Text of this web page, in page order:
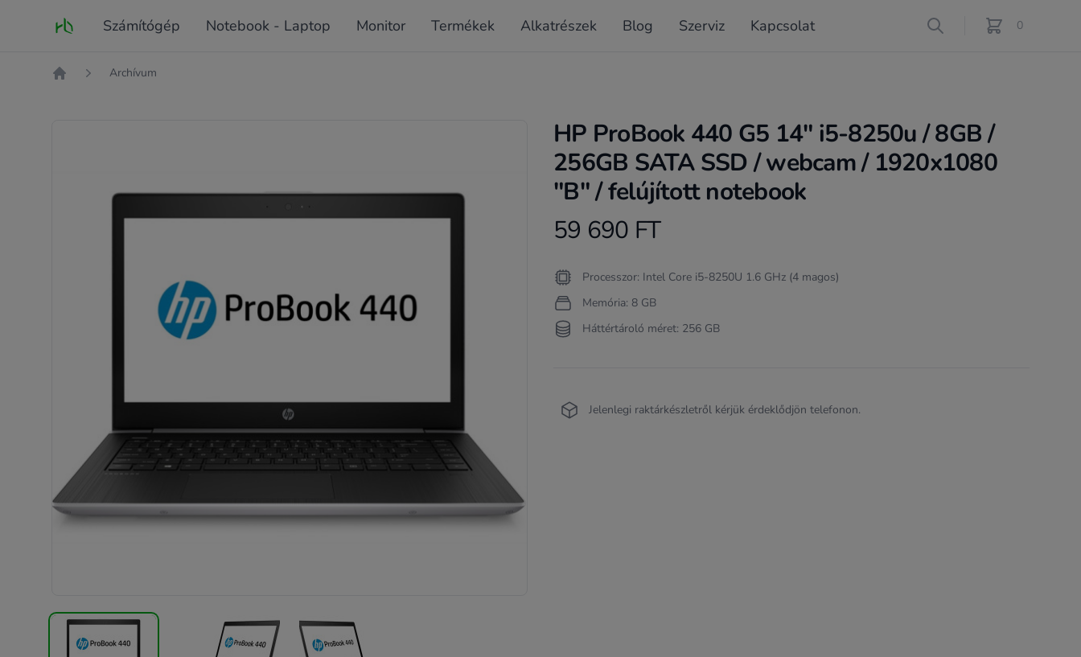
Fő oldal Számítógép Notebook - Laptop Monitor Termékek Alkatrészek Blog Szerviz Kapcsolat Search 0
féle termék a
Archívum
HP ProBook 440 G5 14" i5-8250u / 8GB /
256GB SATA SSD / webcam / 1920x1080
"B" / felújított notebook
Product information
59 690 FT
Termékleírás
Processzor: Intel Core i5-8250U 1.6 GHz (4 magos)
Memória: 8 GB
Háttértároló méret: 256 GB
Jelenlegi raktárkészletről kérjük érdeklődjön telefonon.